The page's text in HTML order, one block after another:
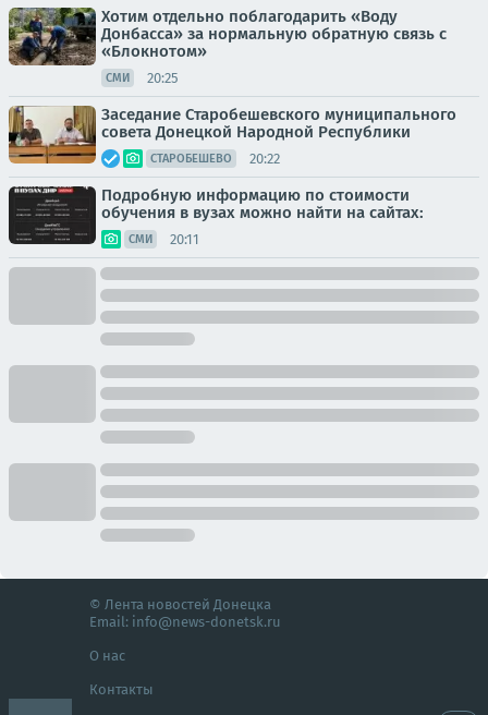
Хотим отдельно поблагодарить «Воду
Донбасса» за нормальную обратную связь с
«Блокнотом»
СМИ 20:25
Заседание Старобешевского муниципального
совета Донецкой Народной Республики
СТАРОБЕШЕВО 20:22
Подробную информацию по стоимости
обучения в вузах можно найти на сайтах:
СМИ 20:11
© Лента новостей Донецка
Email: info@news-donetsk.ru
О нас
Контакты